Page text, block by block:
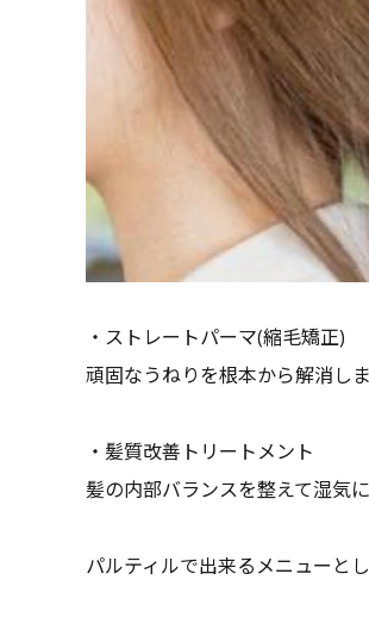
・ストレートパーマ(縮毛矯正)
頑固なうねりを根本から解消し
・髪質改善トリートメント
髪の内部バランスを整えて湿気
パルティルで出来るメニューと